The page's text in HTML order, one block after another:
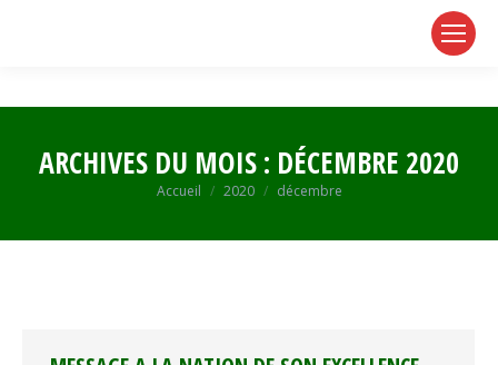
ARCHIVES DU MOIS : DÉCEMBRE 2020
Vous êtes ici :
Accueil 2020 décembre